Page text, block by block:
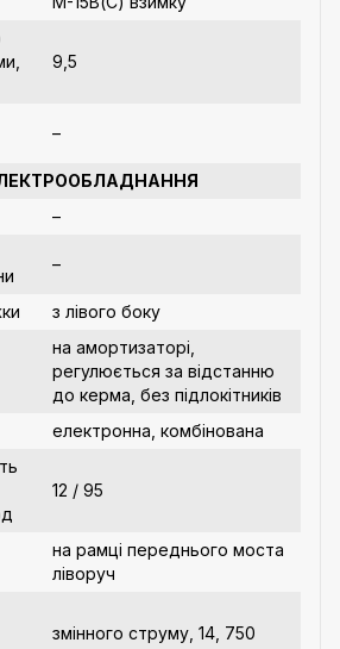
9,5
–
–
–
з лівого боку
на амортизаторі,
регулюється за відстанню
до керма, без підлокітників
електронна, комбінована
12 / 95
на рамці переднього моста
ліворуч
змінного струму, 14, 750